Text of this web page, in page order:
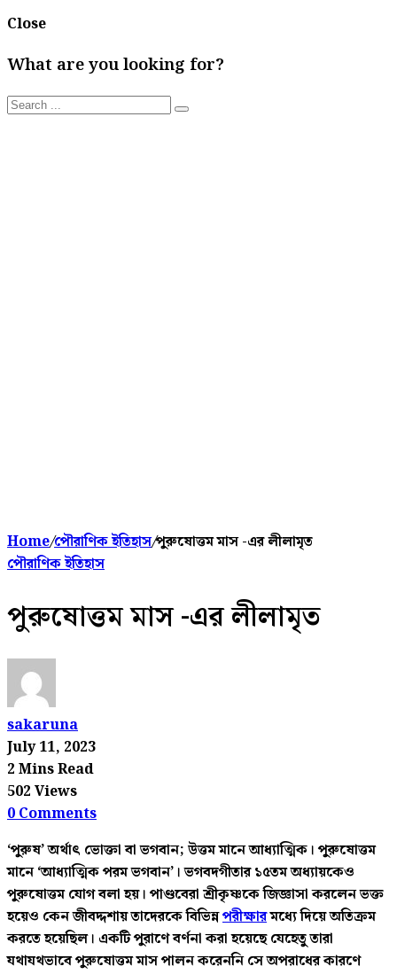
Close
What are you looking for?
Home/পৌরাণিক ইতিহাস/পুরুষোত্তম মাস -এর লীলামৃত
পৌরাণিক ইতিহাস
পুরুষোত্তম মাস -এর লীলামৃত
sakaruna
July 11, 2023
2 Mins Read
502 Views
0 Comments
‘পুরুষ’ অর্থাৎ ভোক্তা বা ভগবান; উত্তম মানে আধ্যাত্মিক। পুরুষোত্তম
মানে ‘আধ্যাত্মিক পরম ভগবান’। ভগবদগীতার ১৫তম অধ্যায়কেও
পুরুষোত্তম যোগ বলা হয়। পাণ্ডবেরা শ্রীকৃষ্ণকে জিজ্ঞাসা করলেন ভক্ত
হয়েও কেন জীবদ্দশায় তাদেরকে বিভিন্নপরীক্ষারমধ্যে দিয়ে অতিক্রম
করতে হয়েছিল। একটি পুরাণে বর্ণনা করা হয়েছে যেহেতু তারা
যথাযথভাবে পুরুষোত্তম মাস পালন করেননি সে অপরাধের কারণে